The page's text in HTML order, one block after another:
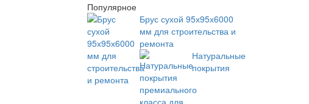
Популярное
Брус сухой 95х95х6000
мм для строительства и
ремонта
Натуральные
покрытия